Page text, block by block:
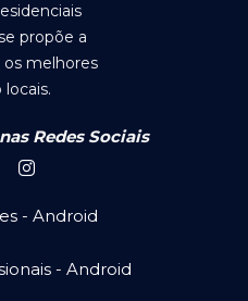
propõe a
melhores
Redes Sociais
- Android
- Android